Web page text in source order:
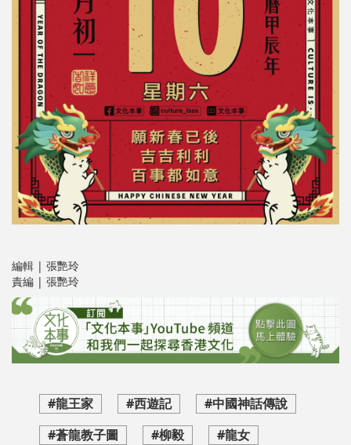
編輯 | 張艷玲
責編 | 張艷玲
#龍王家 #西遊記
#中國神話傳說
#蒼龍教子圖
#柳毅
#龍女